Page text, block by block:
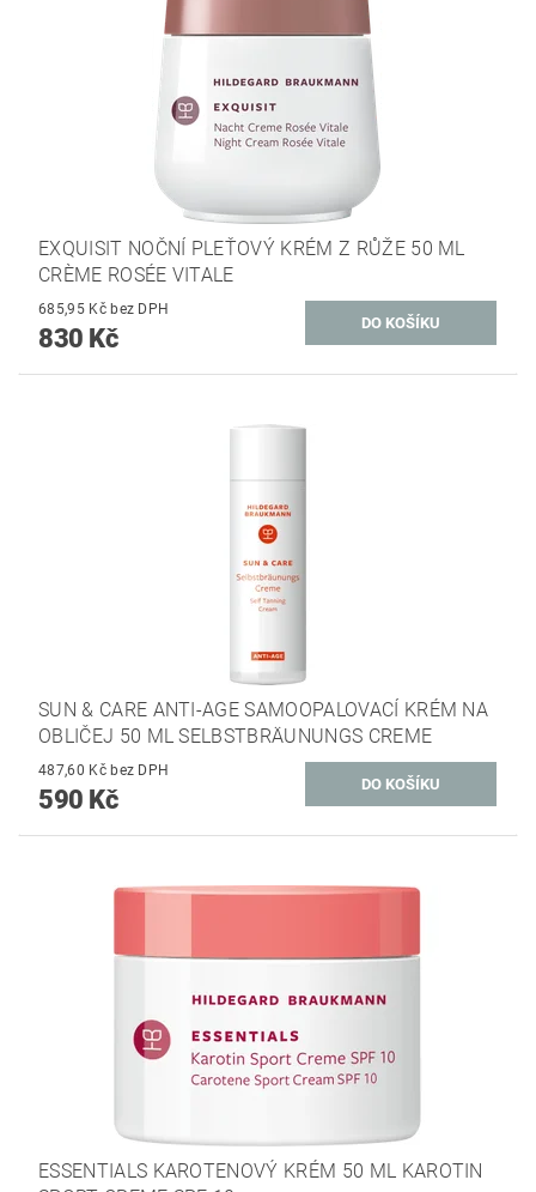
EXQUISIT NOČNÍ PLEŤOVÝ KRÉM Z RŮŽE 50 ML
CRÈME ROSÉE VITALE
685,95 Kč bez DPH
830 Kč
SUN & CARE ANTI-AGE SAMOOPALOVACÍ KRÉM NA
OBLIČEJ 50 ML SELBSTBRÄUNUNGS CREME
487,60 Kč bez DPH
590 Kč
ESSENTIALS KAROTENOVÝ KRÉM 50 ML KAROTIN